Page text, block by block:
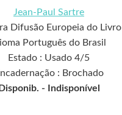
Jean-Paul Sartre
Difusão Europeia do Livro
Português do Brasil
Estado : Usado 4/5
: Brochado
Disponib. -
Indisponível